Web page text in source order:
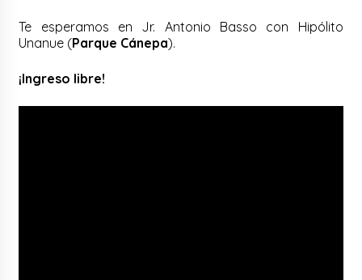
Te esperamos en Jr. Antonio Basso con Hipólito
Unanue (Parque Cánepa).
¡Ingreso libre!